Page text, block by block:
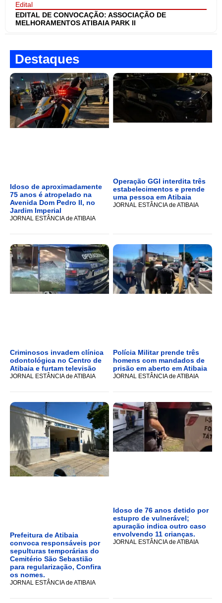
Edital
EDITAL DE CONVOCAÇÃO: ASSOCIAÇÃO DE
MELHORAMENTOS ATIBAIA PARK II
Destaques
Idoso de aproximadamente
75 anos é atropelado na
Avenida Dom Pedro II, no
Jardim Imperial
JORNAL ESTÂNCIA de ATIBAIA
Operação GGI interdita três
estabelecimentos e prende
uma pessoa em Atibaia
JORNAL ESTÂNCIA de ATIBAIA
Criminosos invadem clínica
odontológica no Centro de
Atibaia e furtam televisão
JORNAL ESTÂNCIA de ATIBAIA
Polícia Militar prende três
homens com mandados de
prisão em aberto em Atibaia
JORNAL ESTÂNCIA de ATIBAIA
Prefeitura de Atibaia
convoca responsáveis por
sepulturas temporárias do
Cemitério São Sebastião
para regularização, Confira
os nomes.
JORNAL ESTÂNCIA de ATIBAIA
Idoso de 76 anos detido por
estupro de vulnerável;
apuração indica outro caso
envolvendo 11 crianças.
JORNAL ESTÂNCIA de ATIBAIA